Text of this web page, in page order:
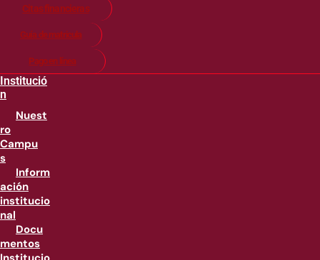
Citas financieras
Guía de matricula
Pago en línea
Institució
n
Nuest
ro
Campu
s
Inform
ación
institucio
nal
Docu
mentos